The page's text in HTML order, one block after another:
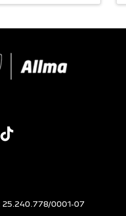
25.240.778/0001-07